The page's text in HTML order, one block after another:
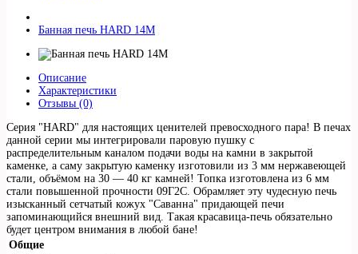
Банная печь HARD 14М
Описание
Характеристики
Отзывы (0)
Серия "HARD" для настоящих ценителей превосходного пара! В печах
данной серии мы интегрировали паровую пушку с
распределительным каналом подачи воды на камни в закрытой
каменке, а саму закрытую каменку изготовили из 3 мм нержавеющей
стали, объёмом на 30 — 40 кг камней! Топка изготовлена из 6 мм
стали повышенной прочности 09Г2С. Обрамляет эту чудесную печь
изысканный сетчатый кожух "Саванна" придающей печи
запоминающийся внешний вид. Такая красавица-печь обязательно
будет центром внимания в любой бане!
Общие